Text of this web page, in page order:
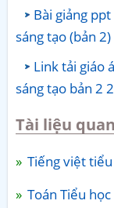
Bài giảng
sáng tạo (bản 2)
Link tải giáo
sáng tạo bản 2
Tài liệu
Tiếng việt
Toán Tiểu học